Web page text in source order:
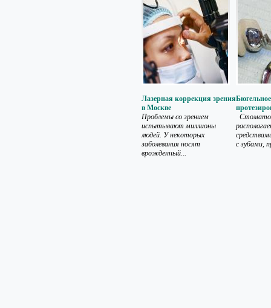
Лазерная коррекция зрения
в Москве
Проблемы со зрением
испытывают миллионы
людей. У некоторых
заболевания носят
врожденный...
с зубами,